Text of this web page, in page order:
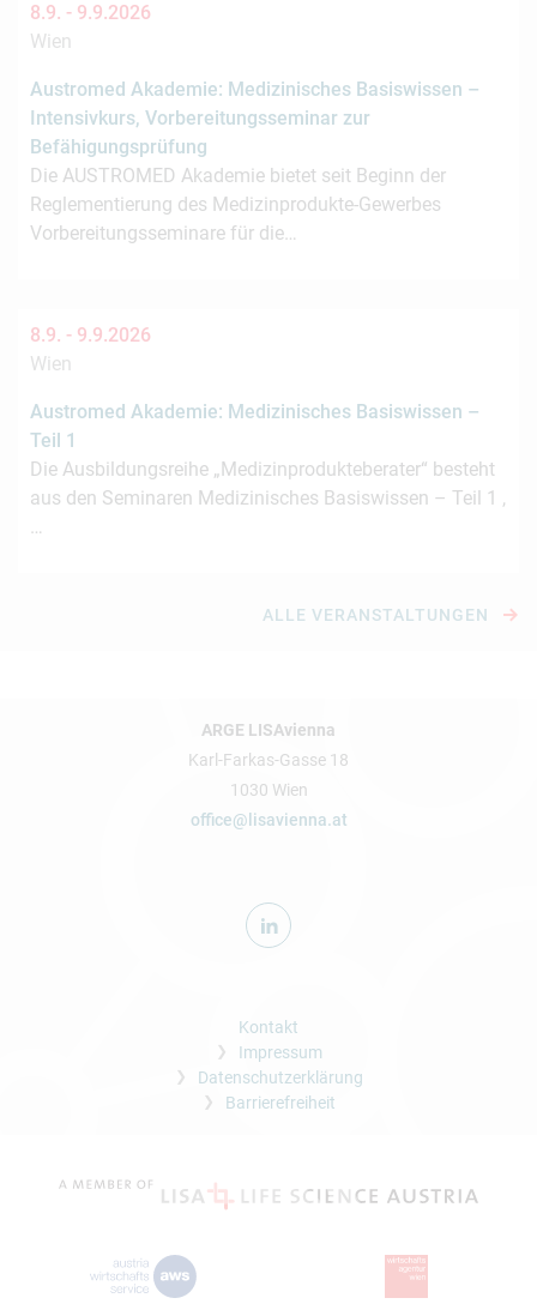
8.9. - 9.9.2026
Wien
Austromed Akademie: Medizinisches Basiswissen –
Intensivkurs, Vorbereitungsseminar zur
Befähigungsprüfung
Die AUSTROMED Akademie bietet seit Beginn der
Reglementierung des Medizinprodukte-Gewerbes
Vorbereitungsseminare für die…
8.9. - 9.9.2026
Wien
Austromed Akademie: Medizinisches Basiswissen –
Teil 1
Die Ausbildungsreihe „Medizinprodukteberater“ besteht
aus den Seminaren Medizinisches Basiswissen – Teil 1 ,
…
ALLE VERANSTALTUNGEN
ARGE LISAvienna
Karl-Farkas-Gasse 18
1030 Wien
office@lisavienna.at
Kontakt
Impressum
Datenschutzerklärung
Barrierefreiheit